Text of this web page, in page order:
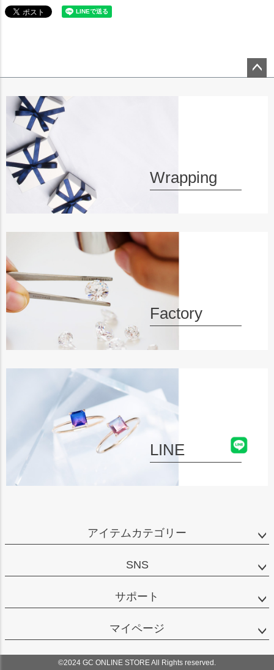
Wrapping
Factory
LINE
アイテムカテゴリー
SNS
サポート
マイページ
©2024 GC ONLINE STORE All Rights reserved.